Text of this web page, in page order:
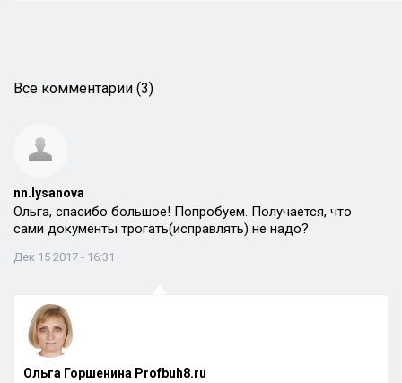
Все комментарии (3)
nn.lysanova
Ольга, спасибо большое! Попробуем. Получается, что
сами документы трогать(исправлять) не надо?
Дек 15 2017 - 16:31
Ольга Горшенина Profbuh8.ru